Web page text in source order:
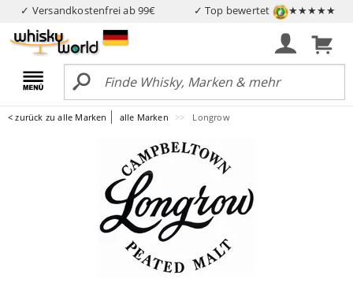
✓ Versandkostenfrei ab 99€ ✓ Top bewertet ★★★★★
< zurück zu alle Marken alle Marken Longrow